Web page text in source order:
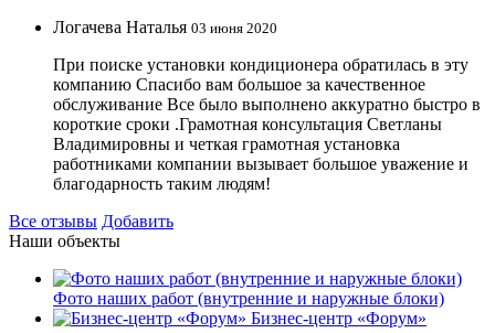
Логачева Наталья 03 июня 2020
При поиске установки кондиционера обратилась в эту
компанию Спасибо вам большое за качественное
обслуживание Все было выполнено аккуратно быстро в
короткие сроки .Грамотная консультация Светланы
Владимировны и четкая грамотная установка
работниками компании вызывает большое уважение и
благодарность таким людям!
Все отзывы Добавить
Наши объекты
Фото наших работ (внутренние и наружные блоки)
Бизнес-центр «Форум»